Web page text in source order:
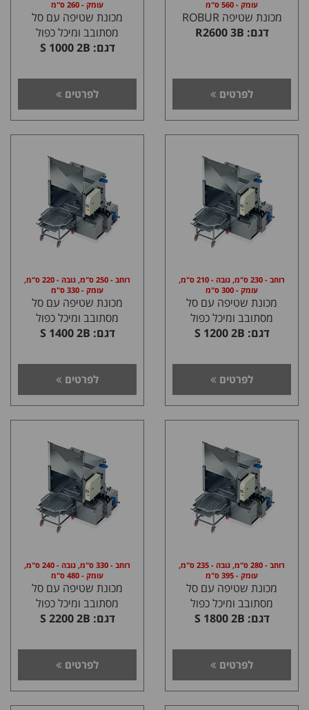
עומק - 560 ס"מ
מכונת שטיפה ROBUR
דגם: R2600 3B
לפרטים
עומק - 260 ס"מ
מכונת שטיפה עם סל
מסתובב ומיכל כפול
דגם: S 1000 2B
לפרטים
רוחב - 230 ס"מ, גובה - 210 ס"מ,
עומק - 300 ס"מ
מכונת שטיפה עם סל
מסתובב ומיכל כפול
דגם: S 1200 2B
לפרטים
רוחב - 250 ס"מ, גובה - 220 ס"מ,
עומק - 330 ס"מ
מכונת שטיפה עם סל
מסתובב ומיכל כפול
דגם: S 1400 2B
לפרטים
רוחב - 280 ס"מ, גובה - 235 ס"מ,
עומק - 395 ס"מ
מכונת שטיפה עם סל
מסתובב ומיכל כפול
דגם: S 1800 2B
לפרטים
רוחב - 330 ס"מ, גובה - 240 ס"מ,
עומק - 480 ס"מ
מכונת שטיפה עם סל
מסתובב ומיכל כפול
דגם: S 2200 2B
לפרטים